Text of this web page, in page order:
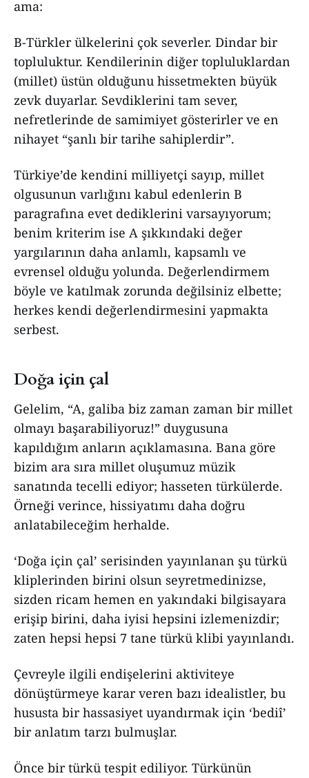
ama:
B-Türkler ülkelerini çok severler. Dindar bir
topluluktur. Kendilerinin diğer topluluklardan
(millet) üstün olduğunu hissetmekten büyük
zevk duyarlar. Sevdiklerini tam sever,
nefretlerinde de samimiyet gösterirler ve en
nihayet “şanlı bir tarihe sahiplerdir”.
Türkiye’de kendini milliyetçi sayıp, millet
olgusunun varlığını kabul edenlerin B
paragrafına evet dediklerini varsayıyorum;
benim kriterim ise A şıkkındaki değer
yargılarının daha anlamlı, kapsamlı ve
evrensel olduğu yolunda. Değerlendirmem
böyle ve katılmak zorunda değilsiniz elbette;
herkes kendi değerlendirmesini yapmakta
serbest.
Doğa için çal
Gelelim, “A, galiba biz zaman zaman bir millet
olmayı başarabiliyoruz!” duygusuna
kapıldığım anların açıklamasına. Bana göre
bizim ara sıra millet oluşumuz müzik
sanatında tecelli ediyor; hasseten türkülerde.
Örneği verince, hissiyatımı daha doğru
anlatabileceğim herhalde.
‘Doğa için çal’ serisinden yayınlanan şu türkü
kliplerinden birini olsun seyretmedinizse,
sizden ricam hemen en yakındaki bilgisayara
erişip birini, daha iyisi hepsini izlemenizdir;
zaten hepsi hepsi 7 tane türkü klibi yayınlandı.
Çevreyle ilgili endişelerini aktiviteye
dönüştürmeye karar veren bazı idealistler, bu
hususta bir hassasiyet uyandırmak için ‘bediî’
bir anlatım tarzı bulmuşlar.
Önce bir türkü tespit ediliyor. Türkünün